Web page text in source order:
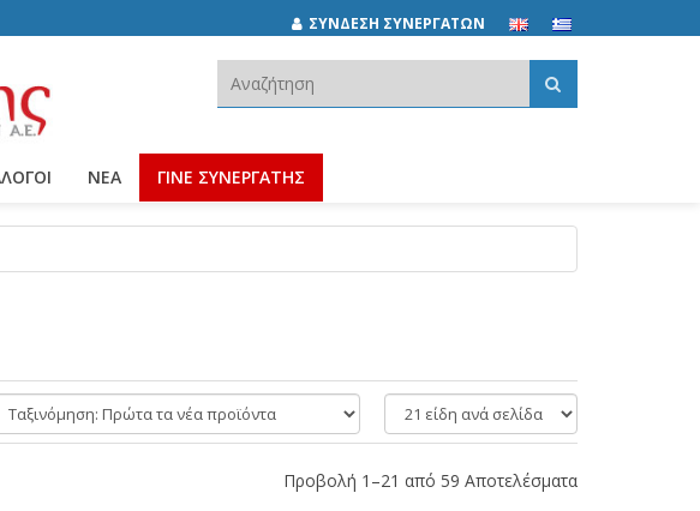
ΣΥΝΔΕΣΗ ΣΥΝΕΡΓΑΤΩΝ
ΝΈΑ ΓΙΝΕ ΣΥΝΕΡΓΑΤΗΣ
Αναζήτηση:
είδη
ανά
Προβολή 1–21 από 59 Αποτελέσματα